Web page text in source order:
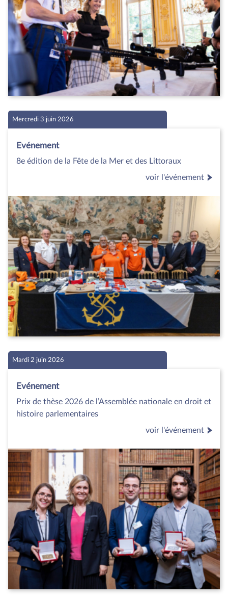
Mercredi 3 juin 2026
Evénement
8e édition de la Fête de la Mer et des Littoraux
voir l'événement
Mardi 2 juin 2026
Evénement
Prix de thèse 2026 de l’Assemblée nationale en droit et
histoire parlementaires
voir l'événement